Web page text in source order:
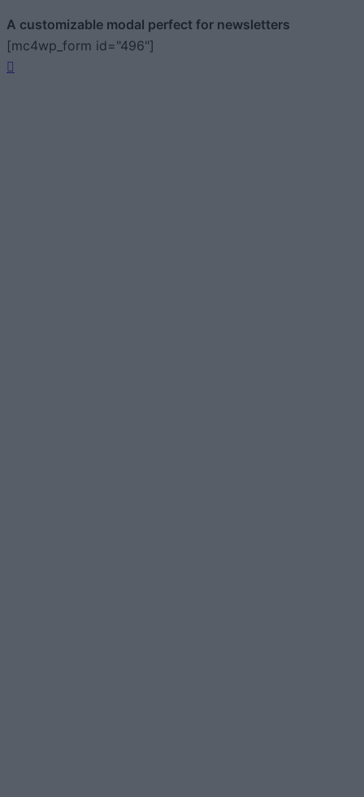
A customizable modal perfect for newsletters
[mc4wp_form id="496"]